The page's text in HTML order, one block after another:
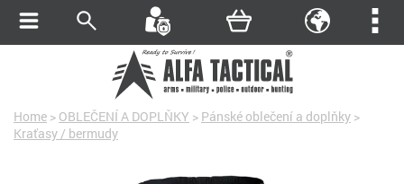
Home > OBLEČENÍ A DOPLŇKY > Pánské oblečení a doplňky >
Kraťasy / bermudy